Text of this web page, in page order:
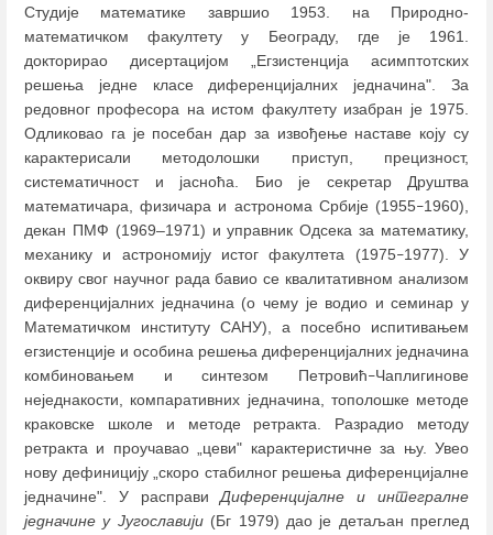
Студије математике завршио 1953. на Природно-
математичком факултету у Београду, где је 1961.
докторирао дисертацијом „Егзистенција асимптотских
решења једне класе диференцијалних једначина". За
редовног професора на истом факултету изабран је 1975.
Одликовао га је посебан дар за извођење наставе коју су
карактерисали методолошки приступ, прецизност,
систематичност и јасноћа. Био је секретар Друштва
математичара, физичара и астронома Србије (1955–1960),
декан ПМФ (1969‒1971) и управник Одсека за математику,
механику и астрономију истог факултета (1975–1977). У
оквиру свог научног рада бавио се квалитативном анализом
диференцијалних једначина (о чему је водио и семинар у
Математичком институту САНУ), а посебно испитивањем
егзистенције и особина решења диференцијалних једначина
комбиновањем и синтезом Петровић–Чаплигинове
неједнакости, компаративних једначина, тополошке методе
краковске школе и методе ретракта. Разрадио методу
ретракта и проучавао „цеви" карактеристичне за њу. Увео
нову дефиницију „скоро стабилног решења диференцијалне
једначине". У расправиДиференцијалне и интегралне
једначине у Југославији(Бг 1979) дао је детаљан преглед